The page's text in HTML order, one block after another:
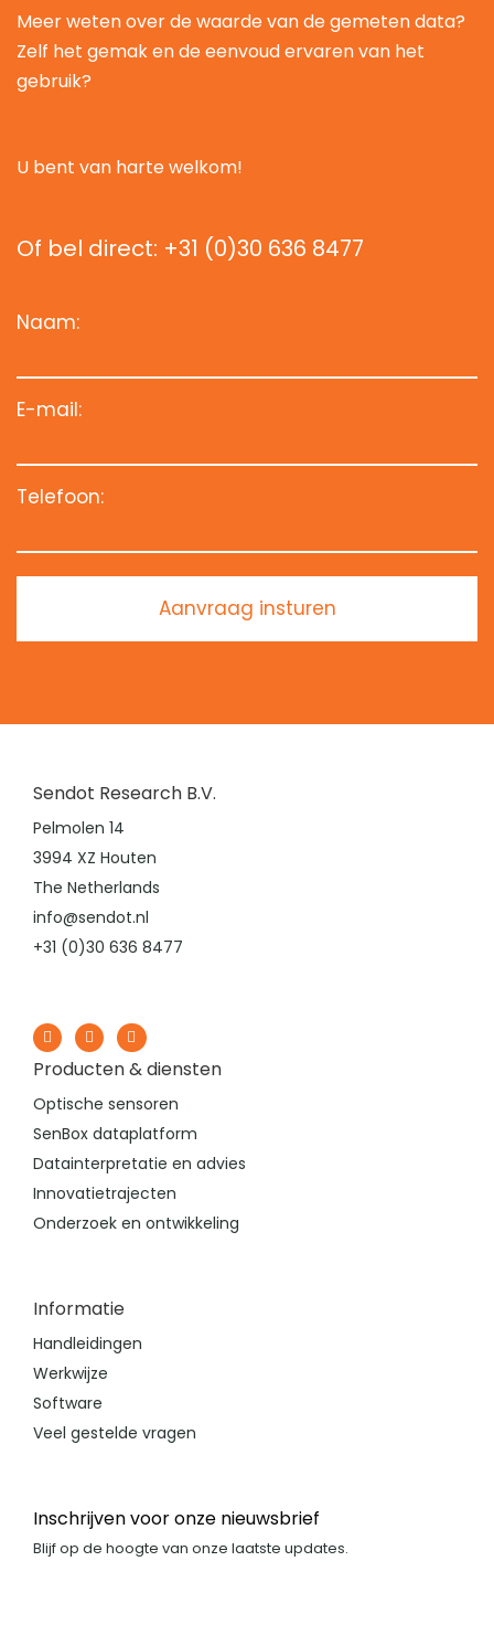
Meer weten over de waarde van de gemeten data?
Zelf het gemak en de eenvoud ervaren van het
gebruik?
U bent van harte welkom!
Of bel direct: +31 (0)30 636 8477
Naam:
E-mail:
Telefoon:
Aanvraag insturen
Sendot Research B.V.
Pelmolen 14
3994 XZ Houten
The Netherlands
info@sendot.nl
+31 (0)30 636 8477
Producten & diensten
Optische sensoren
SenBox dataplatform
Datainterpretatie en advies
Innovatietrajecten
Onderzoek en ontwikkeling
Informatie
Handleidingen
Werkwijze
Software
Veel gestelde vragen
Inschrijven voor onze nieuwsbrief
Blijf op de hoogte van onze laatste updates.